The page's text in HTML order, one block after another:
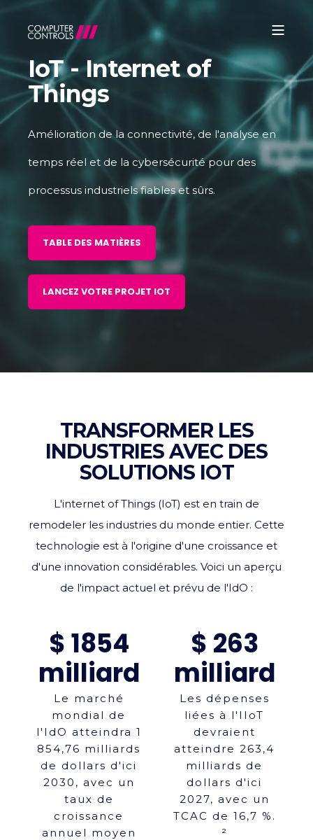
IoT - Internet of
Things
Amélioration de la connectivité, de l'analyse en
temps réel et de la cybersécurité pour des
processus industriels fiables et sûrs.
TABLE DES MATIÈRES
LANCEZ VOTRE PROJET IOT
TRANSFORMER LES
INDUSTRIES AVEC DES
SOLUTIONS IOT
L'internet of Things (IoT) est en train de
remodeler les industries du monde entier. Cette
technologie est à l'origine d'une croissance et
d'une innovation considérables. Voici un aperçu
de l'impact actuel et prévu de l'IdO :
$ 1854
milliard
Le marché
mondial de
l'IdO atteindra 1
854,76 milliards
de dollars d'ici
2030, avec un
taux de
croissance
annuel moyen
$ 263
milliard
Les dépenses
liées à l'IIoT
devraient
atteindre 263,4
milliards de
dollars d'ici
2027, avec un
TCAC de 16,7 %.
²